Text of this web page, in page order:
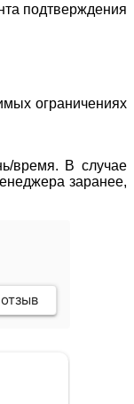
подтверждения
ограничениях
время. В случае
заранее,